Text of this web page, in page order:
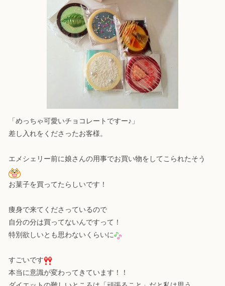
「めっちゃ可愛いチョコレートですー♪」
差し入れをくださったお客様。
エメシェリー前に娘さんの用事でお買い物をしてこられたそう
お菓子を買ってたらしいです！
痩身で来てくださっているので
自分の分は買ってないんですって！
特別欲しいとも思わないくらいに
すごいです
本当に意識が変わってきています！！